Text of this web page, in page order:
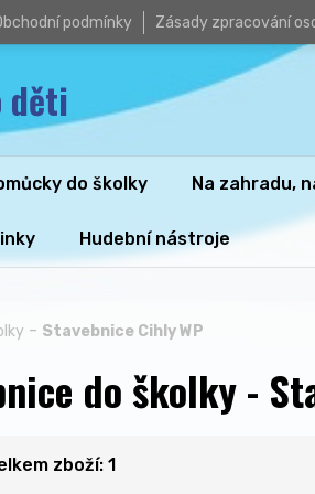
podmínky Zásady zpracování
děti
do školky Na zahradu,
Hudební nástroje
- Stavebnice Cihly WP
do školky -
zboží: 1